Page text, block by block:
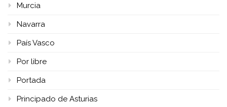
Murcia
Navarra
País Vasco
Por libre
Portada
Principado de Asturias